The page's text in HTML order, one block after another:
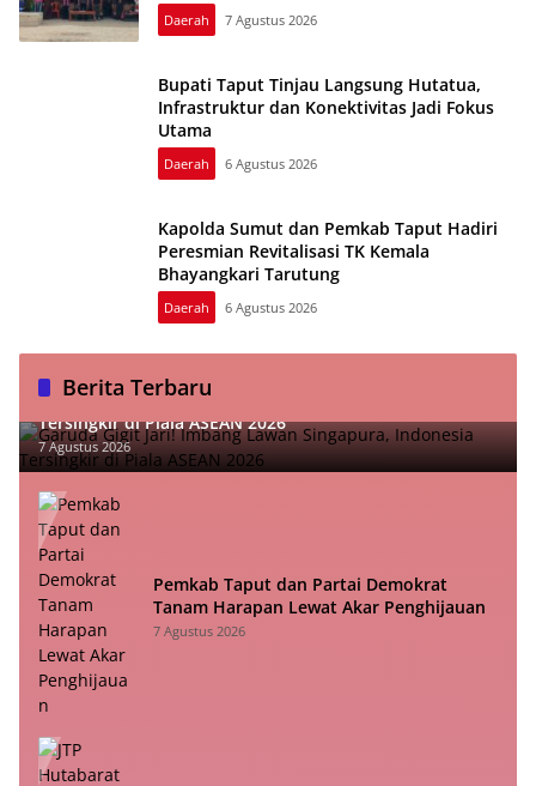
Daerah 7 Agustus 2026
Bupati Taput Tinjau Langsung Hutatua,
Infrastruktur dan Konektivitas Jadi Fokus
Utama
Daerah 6 Agustus 2026
Kapolda Sumut dan Pemkab Taput Hadiri
Peresmian Revitalisasi TK Kemala
Bhayangkari Tarutung
Daerah 6 Agustus 2026
Berita Terbaru
Garuda Gigit Jari! Imbang Lawan Singapura, Indonesia
Tersingkir di Piala ASEAN 2026
7 Agustus 2026
Pemkab Taput dan Partai Demokrat
Tanam Harapan Lewat Akar Penghijauan
7 Agustus 2026